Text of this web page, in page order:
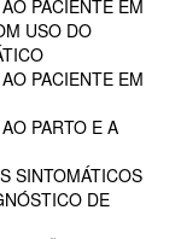
PACIENTE EM
USO DO
PACIENTE EM
PARTO E A
SINTOMÁTICOS
DE